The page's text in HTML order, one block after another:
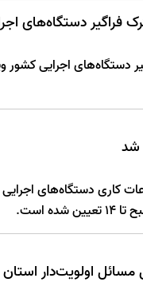
فراگیر دستگاه‌های
دستگاه‌های اجرایی کشور
شد
کاری دستگاه‌های
اولویت‌دار